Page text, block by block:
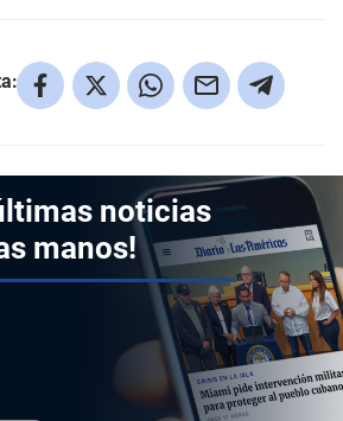
noticias
manos!